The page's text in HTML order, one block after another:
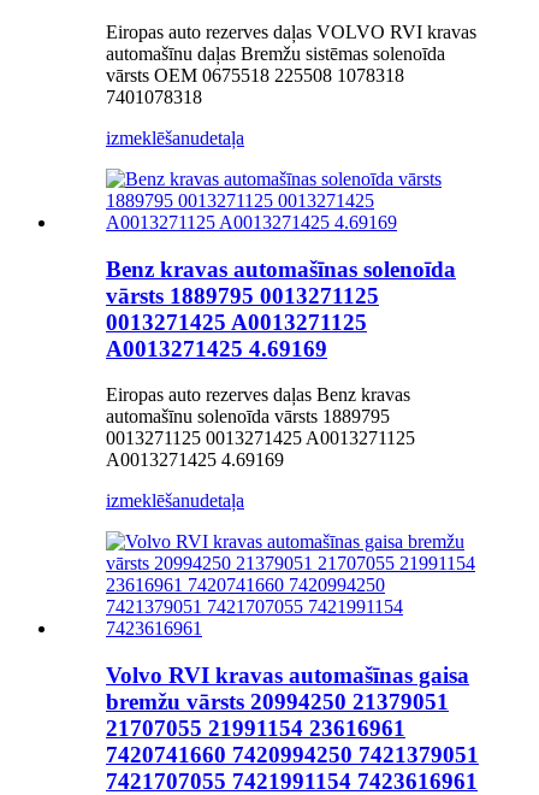
Eiropas auto rezerves daļas VOLVO RVI kravas
automašīnu daļas Bremžu sistēmas solenoīda
vārsts OEM 0675518 225508 1078318
7401078318
izmeklēšanudetaļa
Benz kravas automašīnas solenoīda
vārsts 1889795 0013271125
0013271425 A0013271125
A0013271425 4.69169
Eiropas auto rezerves daļas Benz kravas
automašīnu solenoīda vārsts 1889795
0013271125 0013271425 A0013271125
A0013271425 4.69169
izmeklēšanudetaļa
Volvo RVI kravas automašīnas gaisa
bremžu vārsts 20994250 21379051
21707055 21991154 23616961
7420741660 7420994250 7421379051
7421707055 7421991154 7423616961